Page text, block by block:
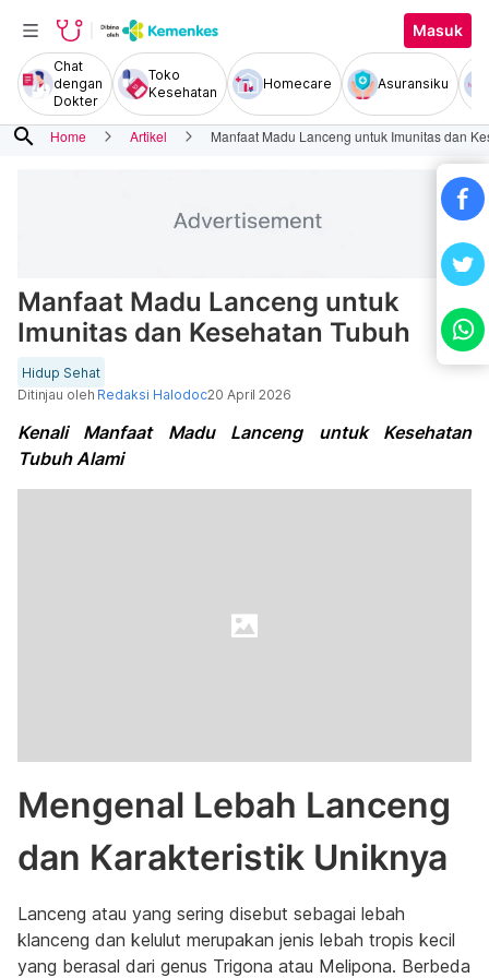
Masuk
Chat
dengan
Dokter
Toko
Kesehatan
Homecare Asuransiku
search Home Artikel Manfaat Madu Lanceng untuk Imunitas dan
Manfaat Madu Lanceng untuk
Imunitas dan Kesehatan Tubuh
Hidup Sehat
Ditinjau oleh Redaksi Halodoc20 April 2026
Kenali Manfaat Madu Lanceng untuk Kesehatan
Tubuh Alami
Mengenal Lebah Lanceng
dan Karakteristik Uniknya
Lanceng atau yang sering disebut sebagai lebah
klanceng dan kelulut merupakan jenis lebah tropis kecil
yang berasal dari genus Trigona atau Melipona. Berbeda